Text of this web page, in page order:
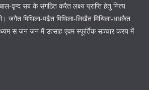
वृन्द सब के संगठित करैत लक्ष्य प्राप्ति हेतु नित्य
जगैत मिथिला-पढ़ैत मिथिला-लिखैत मिथिला-धधकैत
स जन जन में उत्साह एवम स्फूर्तिक सञ्चार करय में